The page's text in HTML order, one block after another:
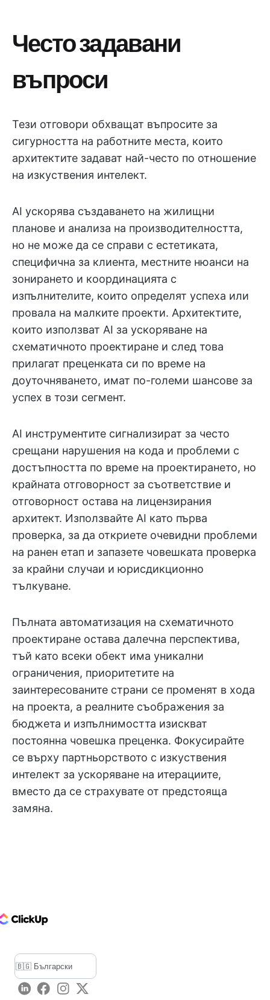
Често задавани
въпроси
Тези отговори обхващат въпросите за
сигурността на работните места, които
архитектите задават най-често по отношение
на изкуствения интелект.
AI ускорява създаването на жилищни
планове и анализа на производителността,
но не може да се справи с естетиката,
специфична за клиента, местните нюанси на
зонирането и координацията с
изпълнителите, които определят успеха или
провала на малките проекти. Архитектите,
които използват AI за ускоряване на
схематичното проектиране и след това
прилагат преценката си по време на
доуточняването, имат по-големи шансове за
успех в този сегмент.
AI инструментите сигнализират за често
срещани нарушения на кода и проблеми с
достъпността по време на проектирането, но
крайната отговорност за съответствие и
отговорност остава на лицензирания
архитект. Използвайте AI като първа
проверка, за да откриете очевидни проблеми
на ранен етап и запазете човешката проверка
за крайни случаи и юрисдикционно
тълкуване.
Пълната автоматизация на схематичното
проектиране остава далечна перспектива,
тъй като всеки обект има уникални
ограничения, приоритетите на
заинтересованите страни се променят в хода
на проекта, а реалните съображения за
бюджета и изпълнимостта изискват
постоянна човешка преценка. Фокусирайте
се върху партньорството с изкуствения
интелект за ускоряване на итерациите,
вместо да се страхувате от предстояща
замяна.
Logo
LinkedInFacebook
Instagram
Twitter